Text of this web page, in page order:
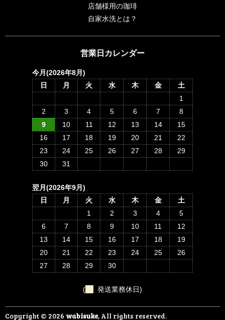
店舗様用の珈琲
自家水洗とは？
営業日カレンダー
今月(2026年8月)
日
月 火 水 木 金
土
1
2
3 4 5 6 7
8
9
10 11 12 13 14
15
16
17 18 19 20 21
22
23
24 25 26 27 28
29
30
31
翌月(2026年9月)
日
月 火 水 木 金
土
1
2 3 4
5
6
7 8 9 10 11
12
13
14 15 16 17 18
19
20
21 22 23 24 25
26
27
28 29 30
( 発送業務休日)
Copyright © 2026 wabisuke, All rights reserved.